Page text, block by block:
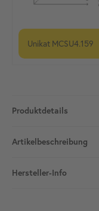
Unikat MCSU4.159
Produktdetails
Artikelbeschreibung
Hersteller-Info